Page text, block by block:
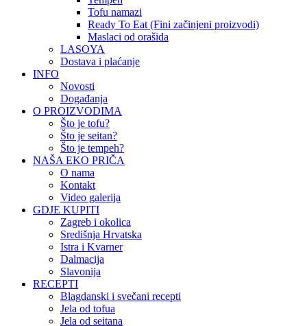
Tofu namazi
Ready To Eat (Fini začinjeni proizvodi)
Maslaci od orašida
LASOYA
Dostava i plaćanje
INFO
Novosti
Događanja
O PROIZVODIMA
Što je tofu?
Što je seitan?
Što je tempeh?
NAŠA EKO PRIČA
O nama
Kontakt
Video galerija
GDJE KUPITI
Zagreb i okolica
Središnja Hrvatska
Istra i Kvarner
Dalmacija
Slavonija
RECEPTI
Blagdanski i svečani recepti
Jela od tofua
Jela od seitana